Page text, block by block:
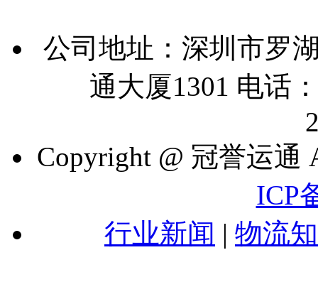
公司地址：深圳市罗
通大厦1301 电话
Copyright @ 冠誉运通
ICP
行业新闻 | 物流